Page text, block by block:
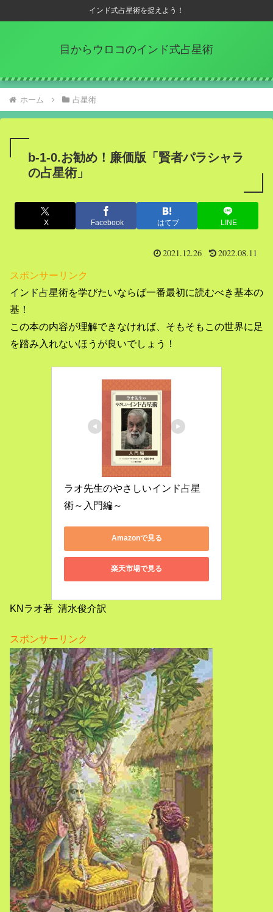
インド式占星術を捉えよう！
目からウロコのインド式占星術
ホーム 占星術
b-1-0.お勧め！廉価版「賢者パラシャラ
の占星術」
X Facebook はてブ LINE
2021.12.26 2022.08.11
スポンサーリンク
インド占星術を学びたいならば一番最初に読むべき基本の
基！
この本の内容が理解できなければ、そもそもこの世界に足
を踏み入れないほうが良いでしょう！
ラオ先生のやさしいインド占星
術～入門編～
Amazonで見る
楽天市場で見る
KNラオ著 清水俊介訳
スポンサーリンク